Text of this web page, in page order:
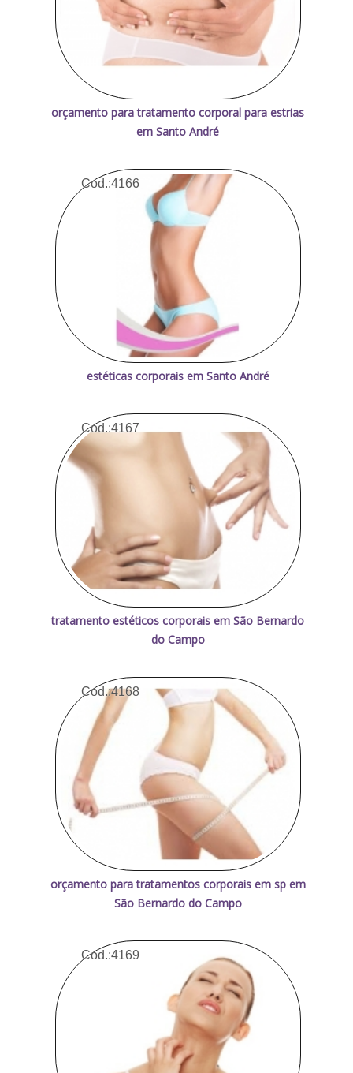
orçamento para tratamento corporal para estrias
em Santo André
Cod.:4166
estéticas corporais em Santo André
Cod.:4167
tratamento estéticos corporais em São Bernardo
do Campo
Cod.:4168
orçamento para tratamentos corporais em sp em
São Bernardo do Campo
Cod.:4169